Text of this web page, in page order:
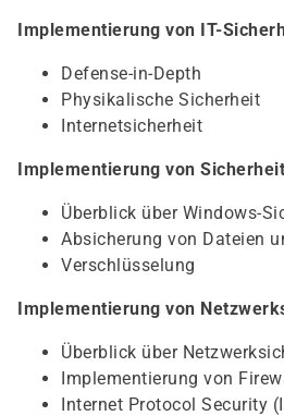
Implementierung von IT-
Defense-in-Depth
Physikalische Sicherheit
Internetsicherheit
Implementierung von
Überblick über Windows-
Absicherung von Dateien
Verschlüsselung
Implementierung von
Überblick über
Implementierung von
Internet Protocol Security